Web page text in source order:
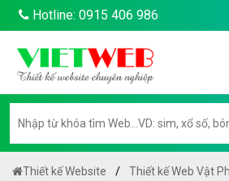
Hotline: 0915 406 986
Thiết kế Website Thiết kế Web Vật